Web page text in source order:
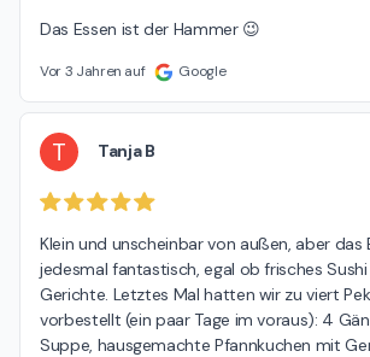
Das Essen ist der Hammer 😉
Vor 3 Jahren auf Google
T Tanja B
Klein und unscheinbar von außen, aber das
jedesmal fantastisch, egal ob frisches
Gerichte. Letztes Mal hatten wir zu viert
vorbestellt (ein paar Tage im voraus): 4
Suppe, hausgemachte Pfannkuchen mit